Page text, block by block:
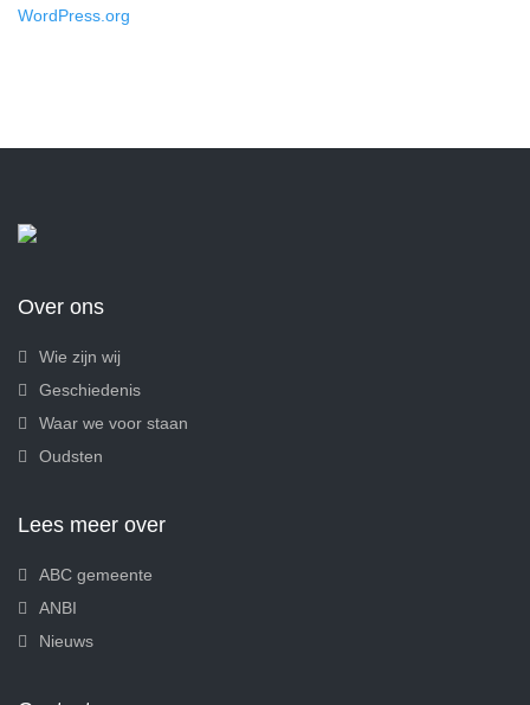
WordPress.org
Over ons
Wie zijn wij
Geschiedenis
Waar we voor staan
Oudsten
Lees meer over
ABC gemeente
ANBI
Nieuws